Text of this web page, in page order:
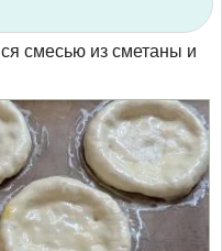
смесью из сметаны и